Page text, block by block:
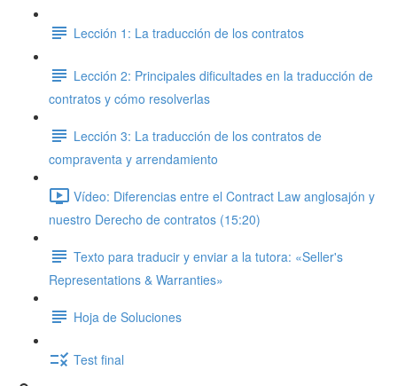
Lección 1: La traducción de los contratos
Lección 2: Principales dificultades en la traducción de
contratos y cómo resolverlas
Lección 3: La traducción de los contratos de
compraventa y arrendamiento
Vídeo: Diferencias entre el Contract Law anglosajón y
nuestro Derecho de contratos (15:20)
Texto para traducir y enviar a la tutora: «Seller's
Representations & Warranties»
Hoja de Soluciones
Test final